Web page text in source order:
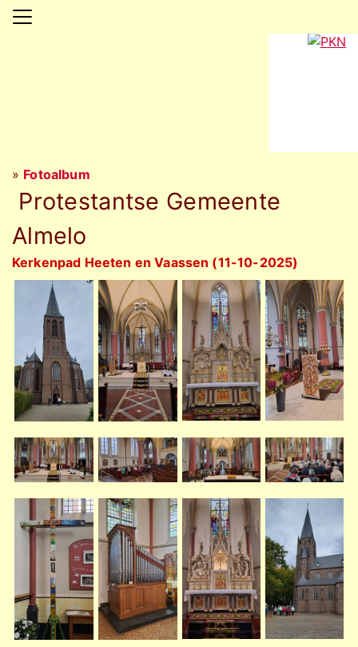
» Fotoalbum
Protestantse Gemeente
Almelo
Kerkenpad Heeten en Vaassen (11-10-2025)